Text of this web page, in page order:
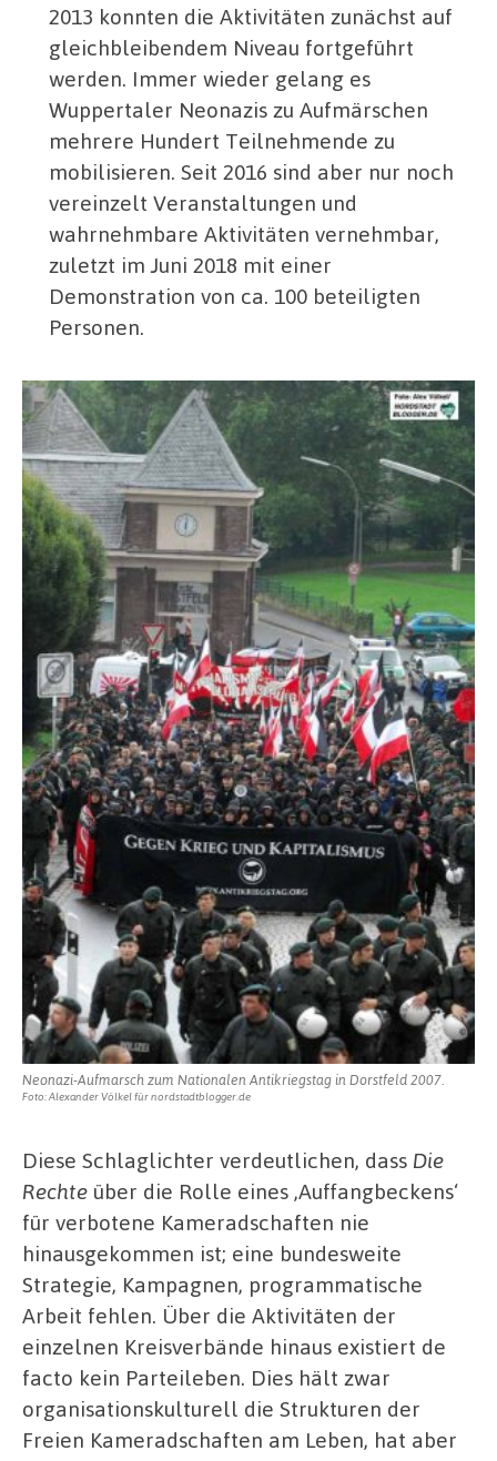
2013 konnten die Aktivitäten zunächst auf
gleichbleibendem Niveau fortgeführt
werden. Immer wieder gelang es
Wuppertaler Neonazis zu Aufmärschen
mehrere Hundert Teilnehmende zu
mobilisieren. Seit 2016 sind aber nur noch
vereinzelt Veranstaltungen und
wahrnehmbare Aktivitäten vernehmbar,
zuletzt im Juni 2018 mit einer
Demonstration von ca. 100 beteiligten
Personen.
Neonazi-Aufmarsch zum Nationalen Antikriegstag in Dorstfeld 2007.
Foto: Alexander Völkel für nordstadtblogger.de
Diese Schlaglichter verdeutlichen, dass Die
Rechte über die Rolle eines ‚Auffangbeckens‘
für verbotene Kameradschaften nie
hinausgekommen ist; eine bundesweite
Strategie, Kampagnen, programmatische
Arbeit fehlen. Über die Aktivitäten der
einzelnen Kreisverbände hinaus existiert de
facto kein Parteileben. Dies hält zwar
organisationskulturell die Strukturen der
Freien Kameradschaften am Leben, hat aber